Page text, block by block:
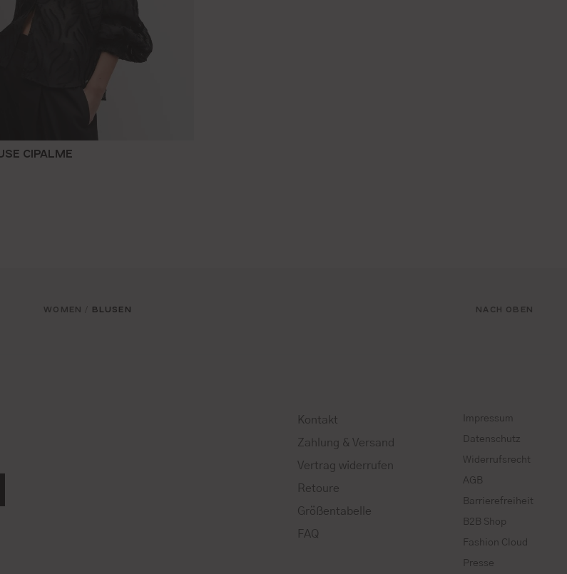
CIPALME
WOMEN BLUSEN NACH OBEN
Kontakt
Zahlung & Versand
Vertrag widerrufen
Retoure
Größentabelle
FAQ
Impressum
Datenschutz
Widerrufsrecht
AGB
Barrierefreiheit
B2B Shop
Fashion Cloud
Presse